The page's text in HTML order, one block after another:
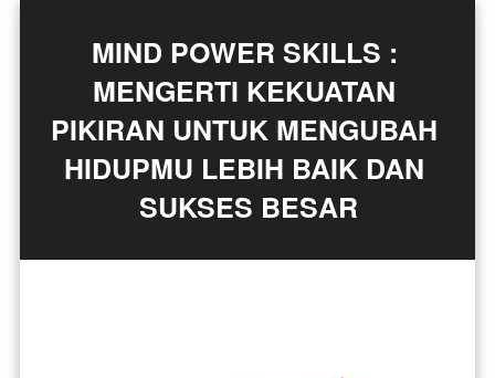
MIND POWER SKILLS :
MENGERTI KEKUATAN
PIKIRAN UNTUK MENGUBAH
HIDUPMU LEBIH BAIK DAN
SUKSES BESAR